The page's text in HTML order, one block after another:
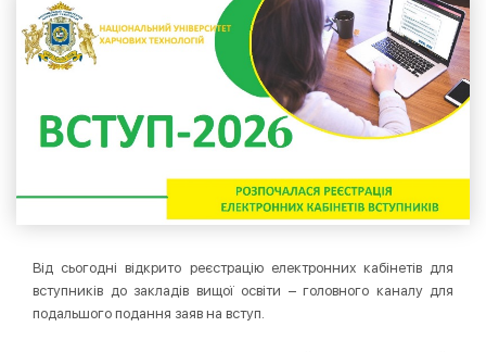
Від сьогодні відкрито реєстрацію електронних кабінетів для
вступників до закладів вищої освіти – головного каналу для
подальшого подання заяв на вступ.